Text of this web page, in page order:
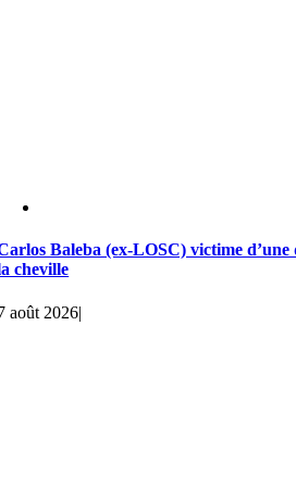
Baleba (ex-LOSC) victime
cheville
août 2026|